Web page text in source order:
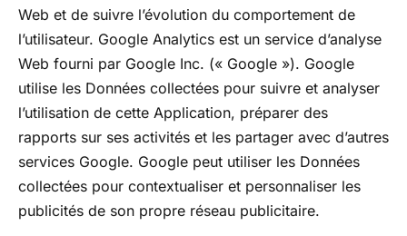
Web et de suivre l’évolution du comportement de
l’utilisateur. Google Analytics est un service d’analyse
Web fourni par Google Inc. (« Google »). Google
utilise les Données collectées pour suivre et analyser
l’utilisation de cette Application, préparer des
rapports sur ses activités et les partager avec d’autres
services Google. Google peut utiliser les Données
collectées pour contextualiser et personnaliser les
publicités de son propre réseau publicitaire.